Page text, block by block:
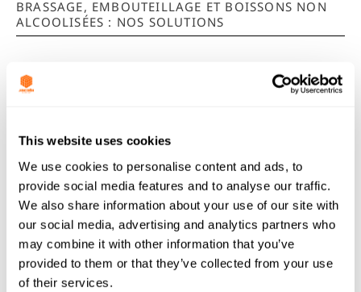
This website uses cookies
We use cookies to personalise content and ads, to
provide social media features and to analyse our traffic.
We also share information about your use of our site with
our social media, advertising and analytics partners who
may combine it with other information that you’ve
provided to them or that they’ve collected from your use
of their services.
BRASSAGE, EMBOUTEILLAGE ET BOISSONS NON
ALCOOLISÉES : NOS SOLUTIONS
Filtres
Jacobi Servicespropose aussi des appareils de filtrage
mobiles à utiliser avec nos charbons actifs, ainsi que la